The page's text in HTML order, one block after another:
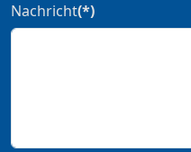
Nachricht(*)